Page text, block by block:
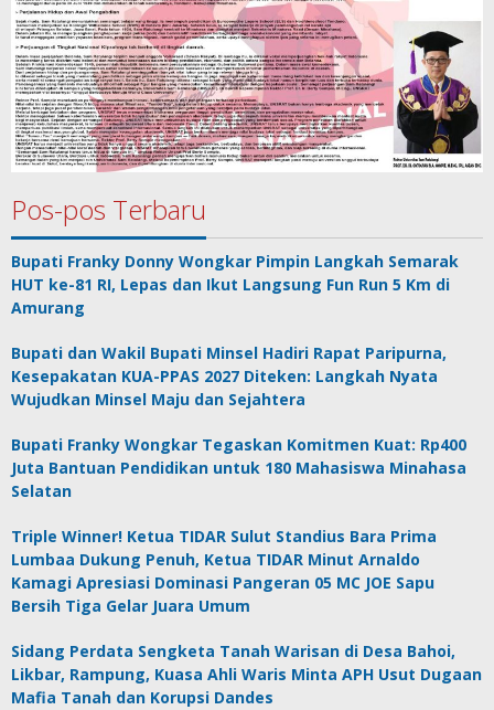
Pos-pos Terbaru
Bupati Franky Donny Wongkar Pimpin Langkah Semarak
HUT ke-81 RI, Lepas dan Ikut Langsung Fun Run 5 Km di
Amurang
Bupati dan Wakil Bupati Minsel Hadiri Rapat Paripurna,
Kesepakatan KUA-PPAS 2027 Diteken: Langkah Nyata
Wujudkan Minsel Maju dan Sejahtera
Bupati Franky Wongkar Tegaskan Komitmen Kuat: Rp400
Juta Bantuan Pendidikan untuk 180 Mahasiswa Minahasa
Selatan
Triple Winner! Ketua TIDAR Sulut Standius Bara Prima
Lumbaa Dukung Penuh, Ketua TIDAR Minut Arnaldo
Kamagi Apresiasi Dominasi Pangeran 05 MC JOE Sapu
Bersih Tiga Gelar Juara Umum
Sidang Perdata Sengketa Tanah Warisan di Desa Bahoi,
Likbar, Rampung, Kuasa Ahli Waris Minta APH Usut Dugaan
Mafia Tanah dan Korupsi Dandes